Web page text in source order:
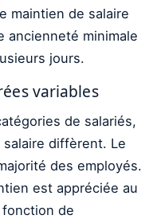
maintien de salaire
ancienneté minimale
jours.
variables
de salariés,
diffèrent. Le
des employés.
est appréciée au
de